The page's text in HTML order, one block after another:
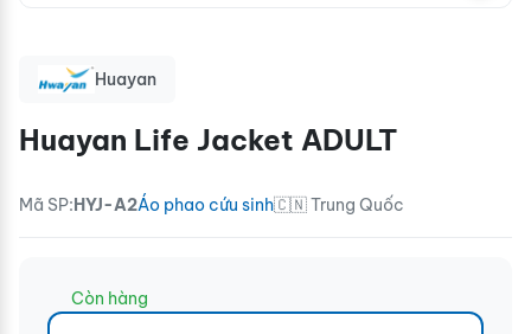
Huayan
Huayan Life Jacket ADULT
Mã SP:HYJ-A2Áo phao cứu sinh🇨🇳 Trung Quốc
Còn hàng